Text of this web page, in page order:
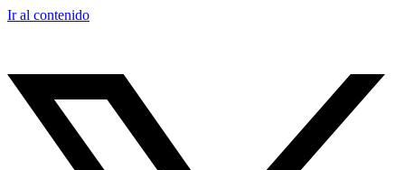
Ir al contenido